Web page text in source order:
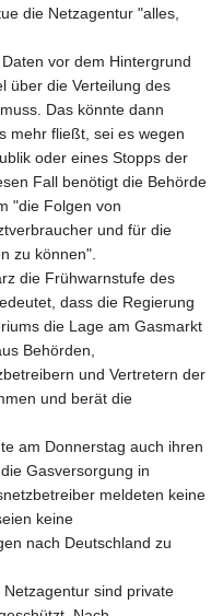
die Netzagentur "alles,
vor dem Hintergrund
über die Verteilung des
Das könnte dann
mehr fließt, sei es wegen
oder eines Stopps der
Fall benötigt die Behörde
"die Folgen von
und für die
zu können".
die Frühwarnstufe des
dass die Regierung
die Lage am Gasmarkt
Behörden,
und Vertretern der
und berät die
am Donnerstag auch ihren
Gasversorgung in
meldeten keine
keine
nach Deutschland zu
sind private